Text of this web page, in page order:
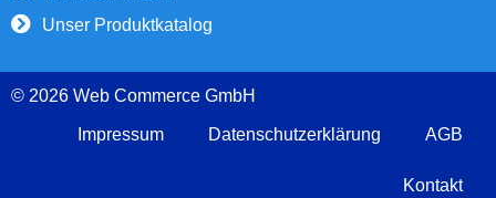
Unser Produktkatalog
© 2026 Web Commerce GmbH
Impressum Datenschutzerklärung AGB
Kontakt